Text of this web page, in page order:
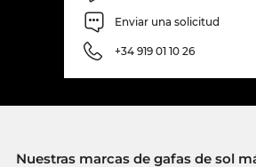
Enviar una solicitud
+34 919 01 10 26
Nuestras marcas de gafas de sol